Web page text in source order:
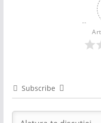
Subscribe